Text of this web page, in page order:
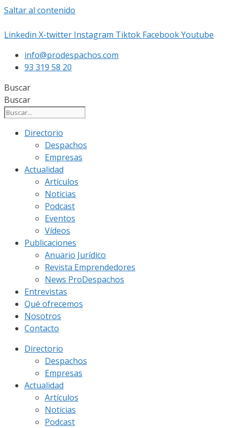
Saltar al contenido
Linkedin X-twitter Instagram Tiktok FacebookYoutube
info@prodespachos.com
93 319 58 20
Buscar
Buscar
Directorio
Despachos
Empresas
Actualidad
Artículos
Noticias
Podcast
Eventos
Vídeos
Publicaciones
Anuario Jurídico
Revista Emprendedores
News ProDespachos
Entrevistas
Qué ofrecemos
Nosotros
Contacto
Directorio
Despachos
Empresas
Actualidad
Artículos
Noticias
Podcast